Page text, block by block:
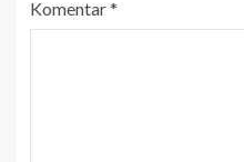
Komentar*